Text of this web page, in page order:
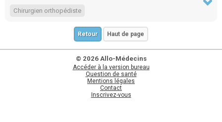
Chirurgien orthopédiste
Retour Haut de page
© 2026 Allo-Médecins
Accéder à la version bureau
Question de santé
Mentions légales
Contact
Inscrivez-vous